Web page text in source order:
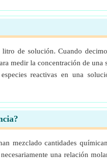
de solución. Cuando
medir la concentración de
reactivas en una
mezclado cantidades
una relación